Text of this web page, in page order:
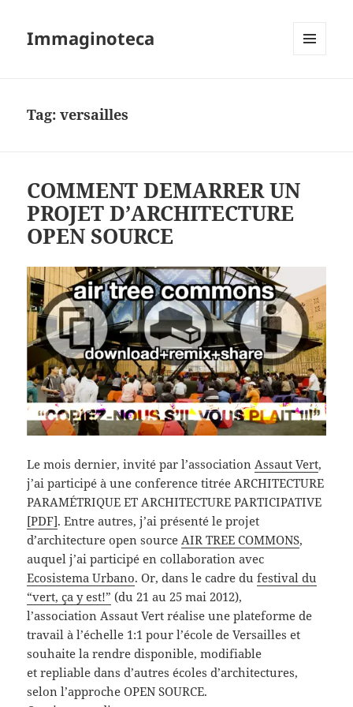
Immaginoteca
Tag:versailles
COMMENT DEMARRER UN
PROJET D’ARCHITECTURE
OPEN SOURCE
Le mois dernier, invité par l’associationAssaut Vert,
j’ai participé à une conference titrée ARCHITECTURE
PARAMÉTRIQUE ET ARCHITECTURE PARTICIPATIVE
[PDF]. Entre autres, j’ai présenté le projet
d’architecture open sourceAIR TREE COMMONS,
auquel j’ai participé en collaboration avec
Ecosistema Urbano. Or, dans le cadre dufestival du
“vert, ça y est!” (du 21 au 25 mai 2012),
l’association Assaut Vert réalise une plateforme de
travail à l’échelle 1:1 pour l’école de Versailles et
souhaite la rendre disponible, modifiable
et repliable dans d’autres écoles d’architectures,
selon l’approche OPEN SOURCE.